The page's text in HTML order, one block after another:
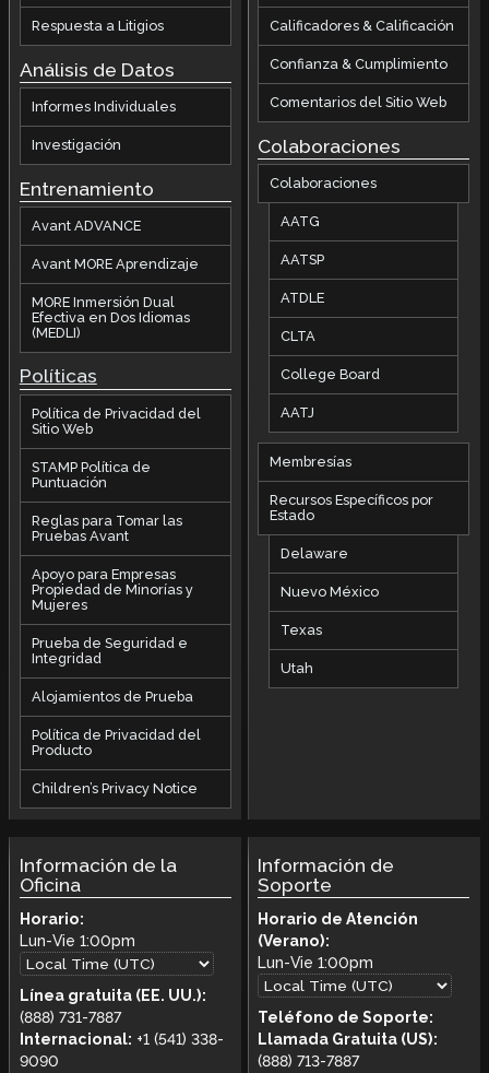
Respuesta a Litigios
Análisis de Datos
Informes Individuales
Investigación
Entrenamiento
Avant ADVANCE
Avant MORE Aprendizaje
MORE Inmersión Dual
Efectiva en Dos Idiomas
(MEDLI)
Políticas
Política de Privacidad del
Sitio Web
STAMP Política de
Puntuación
Reglas para Tomar las
Pruebas Avant
Apoyo para Empresas
Propiedad de Minorías y
Mujeres
Prueba de Seguridad e
Integridad
Alojamientos de Prueba
Política de Privacidad del
Producto
Children’s Privacy Notice
Calificadores & Calificación
Confianza & Cumplimiento
Comentarios del Sitio Web
Colaboraciones
Colaboraciones
AATG
AATSP
ATDLE
CLTA
College Board
AATJ
Membresías
Recursos Específicos por
Estado
Delaware
Nuevo México
Texas
Utah
Información de la
Oficina
Horario:
Lun-Vie 1:00pm
Línea gratuita (EE. UU.):
(888) 731-7887
Internacional: +1 (541) 338-
9090
Información de
Soporte
Horario de Atención
(Verano):
Lun-Vie1:00pm
Teléfono de Soporte:
Llamada Gratuita (US):
(888) 713-7887